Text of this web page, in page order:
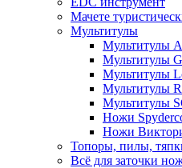
Мачете
Мультитулы
Мультитулы
Мультитулы
Мультитулы
Мультитулы
Мультитулы
Ножи
Ножи
Топоры, пилы,
Всё для заточки